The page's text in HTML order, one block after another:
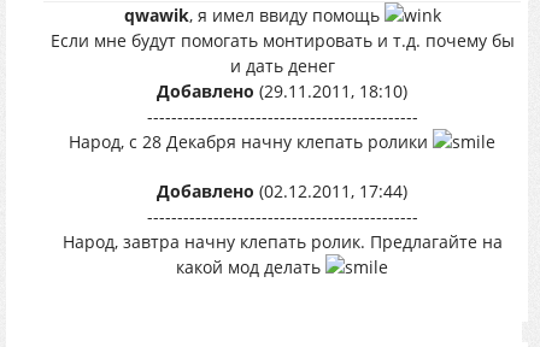
qwawik, я имел ввиду помощь
Если мне будут помогать монтировать и т.д. почему бы
и дать денег
Добавлено (29.11.2011, 18:10)
---------------------------------------------
Народ, с 28 Декабря начну клепать ролики
Добавлено (02.12.2011, 17:44)
---------------------------------------------
Народ, завтра начну клепать ролик. Предлагайте на
какой мод делать